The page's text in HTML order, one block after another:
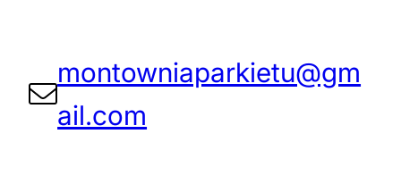
montowniaparkietu@gm
ail.com